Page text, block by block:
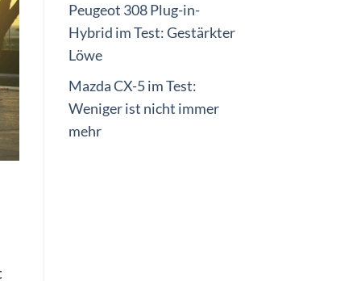
Peugeot 308 Plug-in-
Hybrid im Test: Gestärkter
Löwe
Mazda CX-5 im Test:
Weniger ist nicht immer
mehr